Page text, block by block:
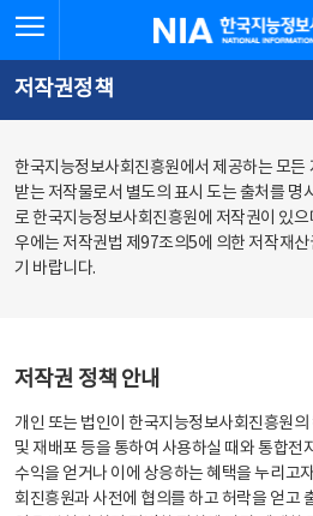
문
로
가
체
뉴
바
가
한국지능정보사회진흥
저작권정책
한국지능정보사회진흥원에서 제공하는 모든
받는 저작물로서 별도의 표시 도는 출처를 명
로 한국지능정보사회진흥원에 저작권이 있
우에는 저작권법 제97조의5에 의한 저작재
기 바랍니다.
저작권 정책 안내
개인 또는 법인이 한국지능정보사회진흥원의
및 재배포 등을 통하여 사용하실 때와 통합전
수익을 얻거나 이에 상응하는 혜택을 누리고
회진흥원과 사전에 협의를 하고 허락을 얻고